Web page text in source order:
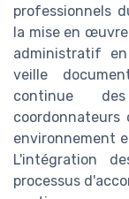
professionnels
la mise en
administratif
veille
continue
coordonnateurs
environnement
L'intégration
processus